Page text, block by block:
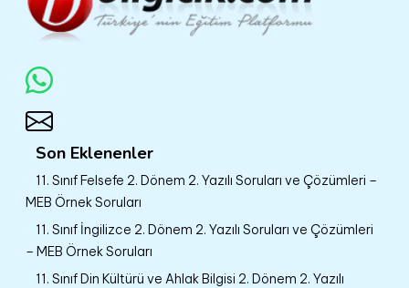
Son Eklenenler
11. Sınıf Felsefe 2. Dönem 2. Yazılı Soruları ve Çözümleri –
MEB Örnek Soruları
11. Sınıf İngilizce 2. Dönem 2. Yazılı Soruları ve Çözümleri
– MEB Örnek Soruları
11. Sınıf Din Kültürü ve Ahlak Bilgisi 2. Dönem 2. Yazılı